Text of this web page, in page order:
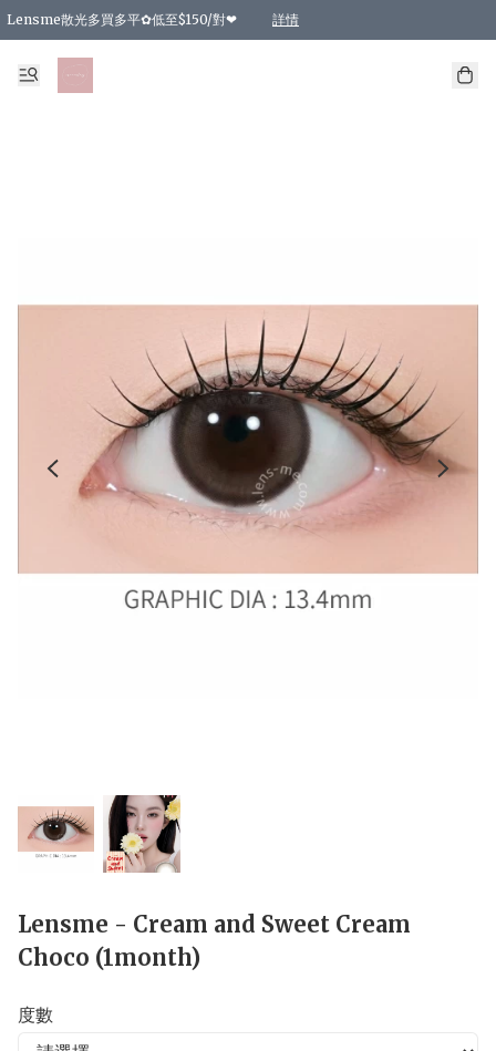
Lensme散光多買多平✿低至$150/對❤ 詳情
台灣Karacon⁩✧日拋 特價清貨❁⃘
日本韓國多款日/月拋現貨☼ 特價❤︎數量有限 售完即止
🇰🇷韓國多款月拋現貨 特價兩對$99✿數量有限 售完即止♫
精選商品，任選買2件或以上9 折；買4件或以上85 折；買6件或以上8 折
精選商品，任選買2件HKD 140.00；買4件HKD 260.00
精選商品，任選買2件HKD 190.00；買4件HKD 360.00
精選商品，任選買2件HKD 110.00；買4件HKD 180.00
精選商品，任選買2件HKD 170.00；買4件HKD 320.00
精選商品，任選買2件或以上減HKD 148.00
精選商品，任選買2件或以上減HKD 148.00
精選商品，任選買2件或以上95 折；買4件或以上9 折；買6件或以上85 折；買8件
精選商品，任選買12件或以上87 折
精選商品，任選買2件或以上減HKD 16.00；買4件或以上減HKD 32.00；買6
精選商品，任選買2件或以上95 折；買4件或以上9 折；買8件或以上85 折；買12
購物滿 HKD 800.00即享免運費優惠！（適用於 特定的送貨方式 )
Lensme - Cream and Sweet Cream
Choco (1month)
度數